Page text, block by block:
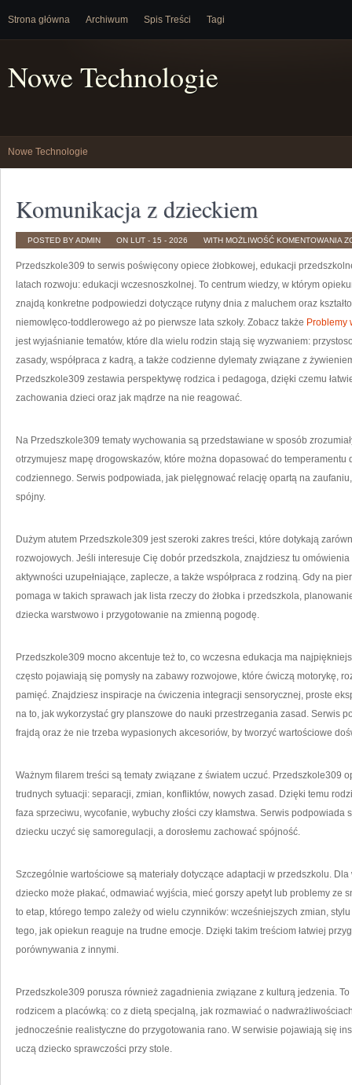
Strona główna Archiwum Spis Treści Tagi
Nowe Technologie
Nowe Technologie
Komunikacja z dzieckiem
POSTED BY ADMIN ON LUT - 15 - 2026 WITH MOŻLIWOŚĆ KOMENTOWANIA
Z
Przedszkole309 to serwis poświęcony opiece żłobkowej, edukacji
latach rozwoju: edukacji wczesnoszkolnej. To centrum wiedzy, w którym
znajdą konkretne podpowiedzi dotyczące rutyny dnia z maluchem oraz
niemowlęco-toddlerowego aż po pierwsze lata szkoły. Zobacz także Problemy
jest wyjaśnianie tematów, które dla wielu rodzin stają się wyzwaniem:
zasady, współpraca z kadrą, a także codzienne dylematy związane z
Przedszkole309 zestawia perspektywę rodzica i pedagoga, dzięki czemu
zachowania dzieci oraz jak mądrze na nie reagować.
Na Przedszkole309 tematy wychowania są przedstawiane w sposób
otrzymujesz mapę drogowskazów, które można dopasować do
codziennego. Serwis podpowiada, jak pielęgnować relację opartą na
spójny.
Dużym atutem Przedszkole309 jest szeroki zakres treści, które dotykają
rozwojowych. Jeśli interesuje Cię dobór przedszkola, znajdziesz tu
aktywności uzupełniające, zaplecze, a także współpraca z rodziną. Gdy na
pomaga w takich sprawach jak lista rzeczy do żłobka i przedszkola,
dziecka warstwowo i przygotowanie na zmienną pogodę.
Przedszkole309 mocno akcentuje też to, co wczesna edukacja ma
często pojawiają się pomysły na zabawy rozwojowe, które ćwiczą motorykę,
pamięć. Znajdziesz inspiracje na ćwiczenia integracji sensorycznej, proste
na to, jak wykorzystać gry planszowe do nauki przestrzegania zasad. Serwis
frajdą oraz że nie trzeba wypasionych akcesoriów, by tworzyć wartościowe
Ważnym filarem treści są tematy związane z światem uczuć. Przedszkole309
trudnych sytuacji: separacji, zmian, konfliktów, nowych zasad. Dzięki temu
faza sprzeciwu, wycofanie, wybuchy złości czy kłamstwa. Serwis
dziecku uczyć się samoregulacji, a dorosłemu zachować spójność.
Szczególnie wartościowe są materiały dotyczące adaptacji w przedszkolu.
dziecko może płakać, odmawiać wyjścia, mieć gorszy apetyt lub problemy ze
to etap, którego tempo zależy od wielu czynników: wcześniejszych zmian,
tego, jak opiekun reaguje na trudne emocje. Dzięki takim treściom łatwiej
porównywania z innymi.
Przedszkole309 porusza również zagadnienia związane z kulturą jedzenia.
rodzicem a placówką: co z dietą specjalną, jak rozmawiać o
jednocześnie realistyczne do przygotowania rano. W serwisie pojawiają się
uczą dziecko sprawczości przy stole.